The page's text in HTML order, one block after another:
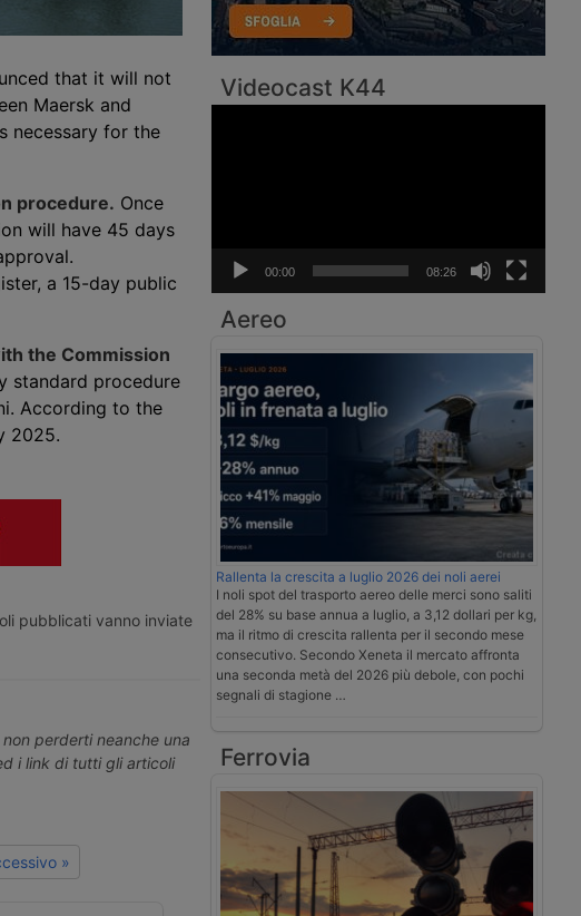
that it will not
Maersk and
necessary for the
procedure. Once
will have 45 days
a 15-day public
the Commission
standard procedure
According to the
2025.
pubblicati vanno inviate
perderti neanche una
i link di tutti gli articoli
»
Videocast K44
00:00 08:26
Aereo
Rallenta la crescita a luglio 2026 dei noli aerei
I noli spot del trasporto aereo delle merci sono saliti
del 28% su base annua a luglio, a 3,12 dollari per kg,
ma il ritmo di crescita rallenta per il secondo mese
consecutivo. Secondo Xeneta il mercato affronta
una seconda metà del 2026 più debole, con pochi
segnali di stagione …
Ferrovia